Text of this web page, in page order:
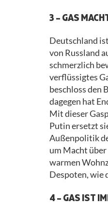
3 – GAS
Deutschland
von Russland
schmerzlich
verflüssigtes
beschloss den
dagegen hat
Mit dieser
Putin ersetzt
Außenpolitik
um Macht über
warmen
Despoten, wie
4 – GAS IST